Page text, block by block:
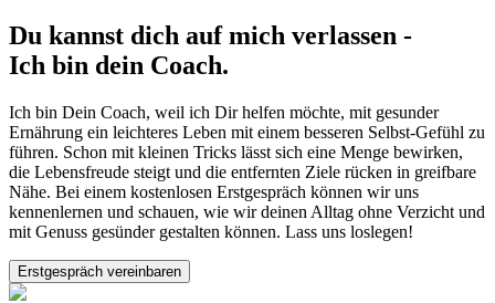
Du kannst dich auf mich verlassen -
Ich bin dein Coach.
Ich bin Dein Coach, weil ich Dir helfen möchte, mit gesunder
Ernährung ein leichteres Leben mit einem besseren Selbst-Gefühl zu
führen. Schon mit kleinen Tricks lässt sich eine Menge bewirken,
die Lebensfreude steigt und die entfernten Ziele rücken in greifbare
Nähe. Bei einem kostenlosen Erstgespräch können wir uns
kennenlernen und schauen, wie wir deinen Alltag ohne Verzicht und
mit Genuss gesünder gestalten können. Lass uns loslegen!
Erstgespräch vereinbaren